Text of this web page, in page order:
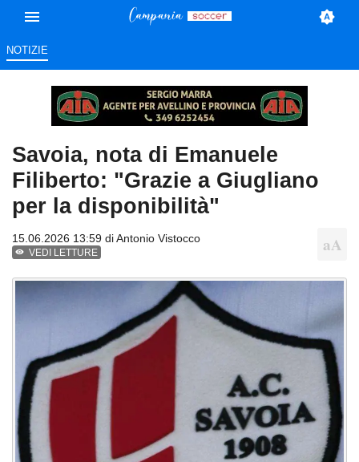
NOTIZIE
Savoia, nota di Emanuele
Filiberto: "Grazie a Giugliano
per la disponibilità"
15.06.2026 13:59 diAntonio Vistocco
VEDI LETTURE